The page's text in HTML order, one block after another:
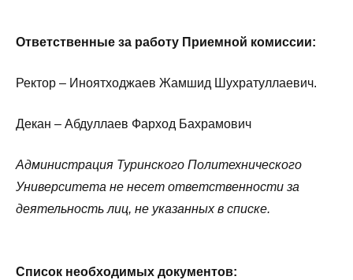
Ответственные за работу Приемной комиссии:
Ректор – Иноятходжаев Жамшид Шухратуллаевич.
Декан – Абдуллаев Фарход Бахрамович
Администрация Туринского Политехнического
Университета не несет ответственности за
деятельность лиц, не указанных в списке.
Список необходимых документов: